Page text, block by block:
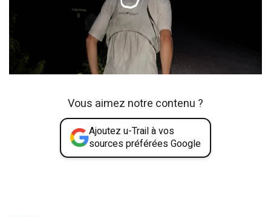
Vous aimez notre contenu ?
Ajoutez u-Trail à vos
sources préférées Google